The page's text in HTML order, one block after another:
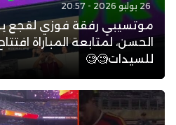
26 يوليو 2026 - 20:57
موتسيبي رفقة فوزي لقجع
الحسن، لمتابعة المباراة
للسيدات🧐🧐